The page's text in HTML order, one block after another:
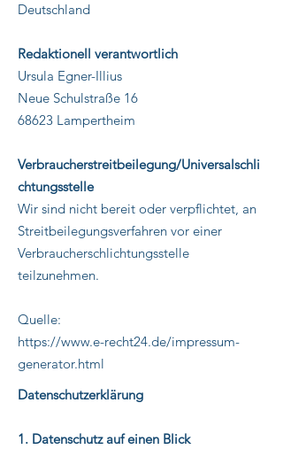
Deutschland
Redaktionell verantwortlich
Ursula Egner-Illius
Neue Schulstraße 16
68623 Lampertheim
Verbraucherstreitbeilegung/Universalschli
chtungsstelle
Wir sind nicht bereit oder verpflichtet, an
Streitbeilegungsverfahren vor einer
Verbraucherschlichtungsstelle
teilzunehmen.
Quelle:
https://www.e-recht24.de/impressum-
generator.html
Datenschutzerklärung
1. Datenschutz auf einen Blick